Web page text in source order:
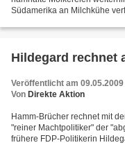
Südamerika an Milchkühe
Hildegard rechnet
Veröffentlicht am 09.05.2009
Von Direkte Aktion
Hamm-Brücher rechnet mit
"reiner Machtpolitiker" der
frühere FDP-Politikerin